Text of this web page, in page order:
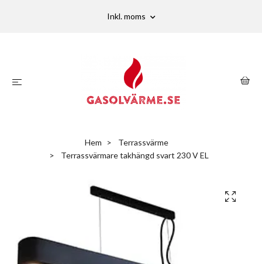
Inkl. moms
Hem
Terrassvärme
Terrassvärmare takhängd svart 230 V EL